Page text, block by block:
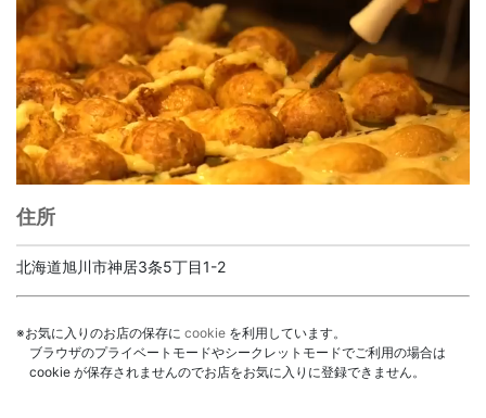
住所
北海道旭川市神居3条5丁目1-2
※お気に入りのお店の保存に cookie を利用しています。
ブラウザのプライベートモードやシークレットモードでご利用の場合は
cookie が保存されませんのでお店をお気に入りに登録できません。